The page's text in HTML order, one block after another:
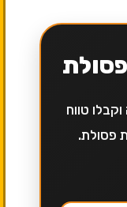
טווח
פסולת.